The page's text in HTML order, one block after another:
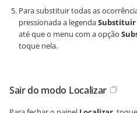
Para substituir todas as
pressionada a legendaSubstituir
até que o menu com a opção
toque nela.
Sair do modo Localizar